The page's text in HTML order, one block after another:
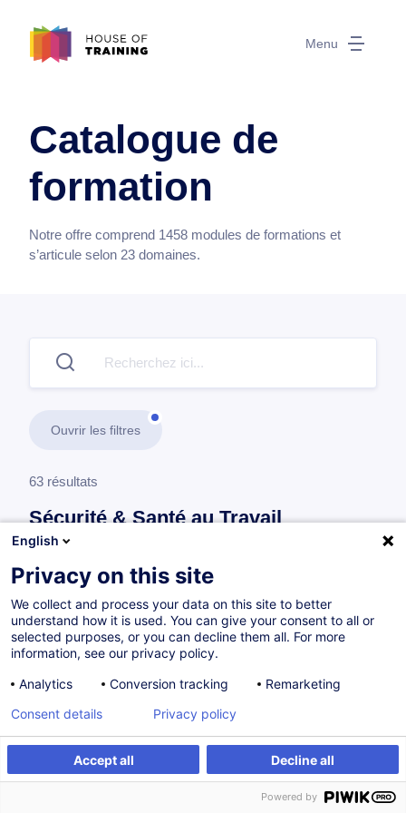
Menu
Catalogue de
formation
Notre offre comprend 1458 modules de formations et
s’articule selon 23 domaines.
Ouvrir les filtres
63 résultats
Sécurité & Santé au Travail
Formations complémentaires pour travailleurs désignés
(Recyclage)
Manipulation sécurisée des équipements de
nettoyage - Module 2
FR
à p.d. 115.00 €
English
Privacy on this site
We collect and process your data on this site to better
understand how it is used. You can give your consent to all or
selected purposes, or you can decline them all. For more
information, see our privacy policy.
Analytics
Conversion tracking Remarketing
Accept all Decline all
Consent details Privacy policy
Powered by